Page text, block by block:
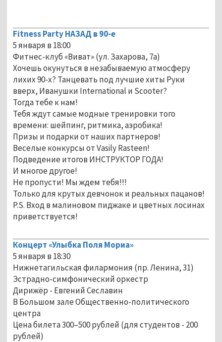
Fitness Party НАЗАД в 90-е
5 января в 18:00
Фитнес-клуб «Виват» (ул. Захарова, 7а)
Хочешь окунуться в незабываемую атмосферу
лихих 90-х? Танцевать под лучшие хиты Руки
вверх, Иванушки International и Scooter?
Тогда тебе к нам!
Тебя ждут самые модные тренировки того
времени: шейпинг, ритмика, аэробика!
Призы и подарки от наших партнеров!
Веселые конкурсы от Vasily Rasteen!
Подведение итогов ИНСТРУКТОР ГОДА!
И многое другое!
Не пропусти! Мы ждем тебя!!!
Только для крутых девчонок и реальных пацанов!
P.S. Вход в малиновом пиджаке и цветных лосинах
приветствуется!
Концерт «Улыбка Поля Мориа»
5 января в 18:30
Нижнетагильская филармония (пр. Ленина, 31)
Эстрадно-симфонический оркестр
Дирижёр - Евгений Сеславин
В Большом зале Общественно-политического
центра
Цена билета 300–500 рублей (для студентов - 200
рублей)